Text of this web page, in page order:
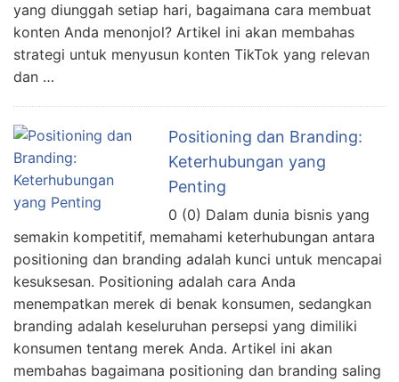
yang diunggah setiap hari, bagaimana cara membuat
konten Anda menonjol? Artikel ini akan membahas
strategi untuk menyusun konten TikTok yang relevan
dan …
Positioning dan Branding:
Keterhubungan yang
Penting
0 (0) Dalam dunia bisnis yang
semakin kompetitif, memahami keterhubungan antara
positioning dan branding adalah kunci untuk mencapai
kesuksesan. Positioning adalah cara Anda
menempatkan merek di benak konsumen, sedangkan
branding adalah keseluruhan persepsi yang dimiliki
konsumen tentang merek Anda. Artikel ini akan
membahas bagaimana positioning dan branding saling